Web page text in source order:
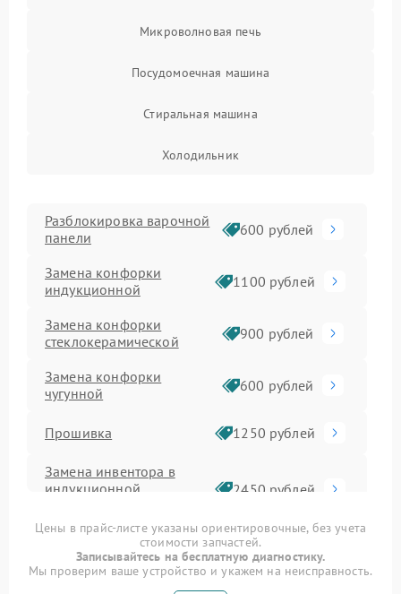
Микроволновая печь
Посудомоечная машина
Стиральная машина
Холодильник
Разблокировка варочной
панели
600 рублей
Замена конфорки
индукционной
1100 рублей
Замена конфорки
стеклокерамической
900 рублей
Замена конфорки
чугунной
600 рублей
Прошивка 1250 рублей
Замена инвентора в
индукционной
2450 рублей
Ремонт сенсора 1600 рублей
Замена панели
Цены в прайс-листе указаны ориентировочные, без учета
стоимости запчастей.
Записывайтесь на бесплатную диагностику.
Мы проверим ваше устройство и укажем на неисправность.